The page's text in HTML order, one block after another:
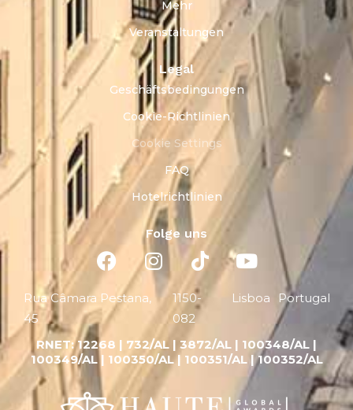
Mehr
Veranstaltungen
Legal
Geschäftsbedingungen
Cookie-Richtlinien
Cookie Settings
FAQ
Hotelrichtlinien
Folge uns
Rua Câmara Pestana,
45
1150-
082
Lisboa Portugal
RNET:12268 | 732/AL | 3872/AL | 100348/AL |
100349/AL | 100350/AL | 100351/AL | 100352/AL